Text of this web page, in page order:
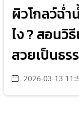
ผิวโกลว์ฉ่
ไง ? สอนวิ
สวยเป็นธร
2026-03-13